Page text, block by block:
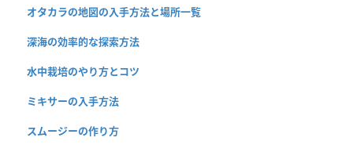
オタカラの地図の入手方法と場所一覧
深海の効率的な探索方法
水中栽培のやり方とコツ
ミキサーの入手方法
スムージーの作り方